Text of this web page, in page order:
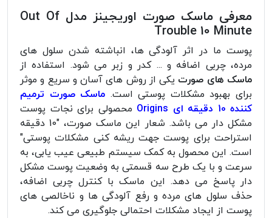
معرفی ماسک صورت اوریجینز مدل Out Of
Trouble 10 Minute
پوست ما در اثر آلودگی ها، انباشته شدن سلول های
مرده، چربی اضافه و ... کدر و زبر می شود. استفاده از
ماسک های صورت یکی از روش های آسان و سریع و موثر
برای بهبود مشکلات پوستی است. ماسک صورت ترمیم
کننده 10 دقیقه ای Origins
محصولی برای نجات پوست
مشکل دار می باشد. شعار این ماسک صورت، "10 دقیقه
استراحت برای پوست جهت ریشه کنی مشکلات پوستی"
است. این محصول به کمک سیستم طبیعی عیب یابی، به
سرعت و با یک طرح سه قسمتی به وضعیت پوست مشکل
دار پاسخ می دهد. این ماسک با کنترل چربی اضافه،
حذف سلول های مرده و رفع آلودگی ها و ناخالصی های
پوست از ایجاد مشکلات احتمالی جلوگیری می کند.